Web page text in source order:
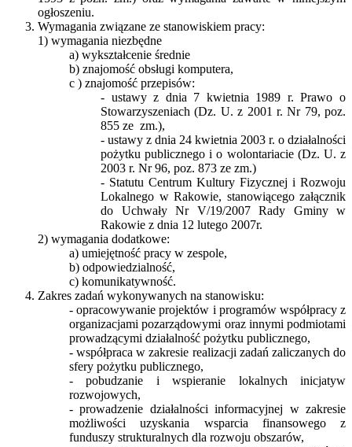
ogłoszeniu.
Wymagania związane ze stanowiskiem pracy:
1) wymagania niezbędne
a) wykształcenie średnie
b) znajomość obsługi komputera,
c ) znajomość przepisów:
- ustawy z dnia 7 kwietnia 1989 r. Prawo o
Stowarzyszeniach (Dz. U. z 2001 r. Nr 79, poz.
855 ze zm.),
- ustawy z dnia 24 kwietnia 2003 r. o działalności
pożytku publicznego i o wolontariacie (Dz. U. z
2003 r. Nr 96, poz. 873 ze zm.)
- Statutu Centrum Kultury Fizycznej i Rozwoju
Lokalnego w Rakowie, stanowiącego załącznik
do Uchwały Nr V/19/2007 Rady Gminy w
Rakowie z dnia 12 lutego 2007r.
2) wymagania dodatkowe:
a) umiejętność pracy w zespole,
b) odpowiedzialność,
c) komunikatywność.
Zakres zadań wykonywanych na stanowisku:
- opracowywanie projektów i programów współpracy z
organizacjami pozarządowymi oraz innymi podmiotami
prowadzącymi działalność pożytku publicznego,
- współpraca w zakresie realizacji zadań zaliczanych do
sfery pożytku publicznego,
- pobudzanie i wspieranie lokalnych inicjatyw
rozwojowych,
- prowadzenie działalności informacyjnej w zakresie
możliwości uzyskania wsparcia finansowego z
funduszy strukturalnych dla rozwoju obszarów,